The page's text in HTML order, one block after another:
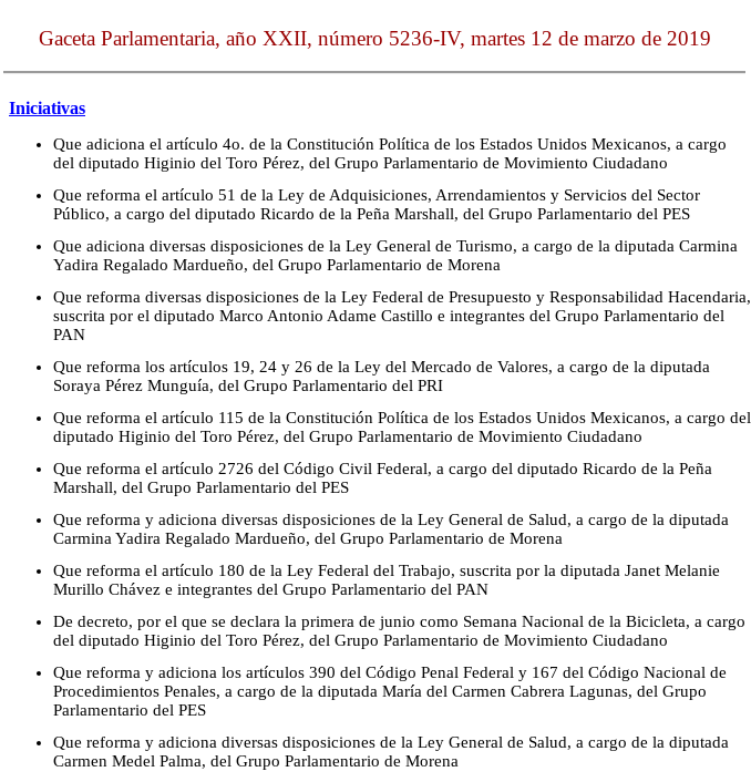
Gaceta Parlamentaria, año XXII, número 5236-IV, martes 12 de marzo de 2019
Iniciativas
Que adiciona el artículo 4o. de la Constitución Política de los Estados Unidos Mexicanos, a cargo
del diputado Higinio del Toro Pérez, del Grupo Parlamentario de Movimiento Ciudadano
Que reforma el artículo 51 de la Ley de Adquisiciones, Arrendamientos y Servicios del Sector
Público, a cargo del diputado Ricardo de la Peña Marshall, del Grupo Parlamentario del PES
Que adiciona diversas disposiciones de la Ley General de Turismo, a cargo de la diputada Carmina
Yadira Regalado Mardueño, del Grupo Parlamentario de Morena
Que reforma diversas disposiciones de la Ley Federal de Presupuesto y Responsabilidad Hacendaria,
suscrita por el diputado Marco Antonio Adame Castillo e integrantes del Grupo Parlamentario del
PAN
Que reforma los artículos 19, 24 y 26 de la Ley del Mercado de Valores, a cargo de la diputada
Soraya Pérez Munguía, del Grupo Parlamentario del PRI
Que reforma el artículo 115 de la Constitución Política de los Estados Unidos Mexicanos, a cargo del
diputado Higinio del Toro Pérez, del Grupo Parlamentario de Movimiento Ciudadano
Que reforma el artículo 2726 del Código Civil Federal, a cargo del diputado Ricardo de la Peña
Marshall, del Grupo Parlamentario del PES
Que reforma y adiciona diversas disposiciones de la Ley General de Salud, a cargo de la diputada
Carmina Yadira Regalado Mardueño, del Grupo Parlamentario de Morena
Que reforma el artículo 180 de la Ley Federal del Trabajo, suscrita por la diputada Janet Melanie
Murillo Chávez e integrantes del Grupo Parlamentario del PAN
De decreto, por el que se declara la primera de junio como Semana Nacional de la Bicicleta, a cargo
del diputado Higinio del Toro Pérez, del Grupo Parlamentario de Movimiento Ciudadano
Que reforma y adiciona los artículos 390 del Código Penal Federal y 167 del Código Nacional de
Procedimientos Penales, a cargo de la diputada María del Carmen Cabrera Lagunas, del Grupo
Parlamentario del PES
Que reforma y adiciona diversas disposiciones de la Ley General de Salud, a cargo de la diputada
Carmen Medel Palma, del Grupo Parlamentario de Morena